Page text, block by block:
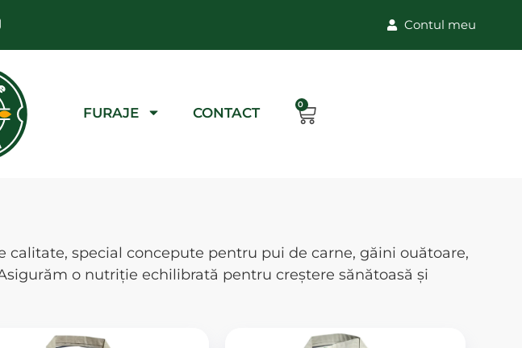
Contul meu
FURAJE CONTACT
0
calitate, special concepute pentru pui de carne, găini ouătoare,
o nutriție echilibrată pentru creștere sănătoasă și